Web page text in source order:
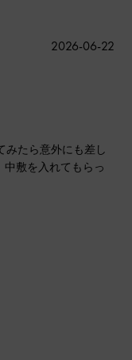
みたら意外にも差し
敷を入れてもらっ
公
2026-06-22